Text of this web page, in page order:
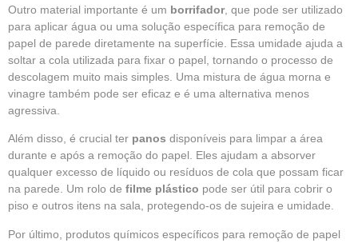
Outro material importante é um borrifador, que pode ser utilizado
para aplicar água ou uma solução específica para remoção de
papel de parede diretamente na superfície. Essa umidade ajuda a
soltar a cola utilizada para fixar o papel, tornando o processo de
descolagem muito mais simples. Uma mistura de água morna e
vinagre também pode ser eficaz e é uma alternativa menos
agressiva.
Além disso, é crucial ter panos disponíveis para limpar a área
durante e após a remoção do papel. Eles ajudam a absorver
qualquer excesso de líquido ou resíduos de cola que possam ficar
na parede. Um rolo de filme plástico pode ser útil para cobrir o
piso e outros itens na sala, protegendo-os de sujeira e umidade.
Por último, produtos químicos específicos para remoção de papel